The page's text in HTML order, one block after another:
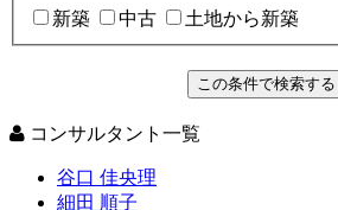
新築 中古 土地から新築
コンサルタント一覧
谷口 佳央理
細田 順子